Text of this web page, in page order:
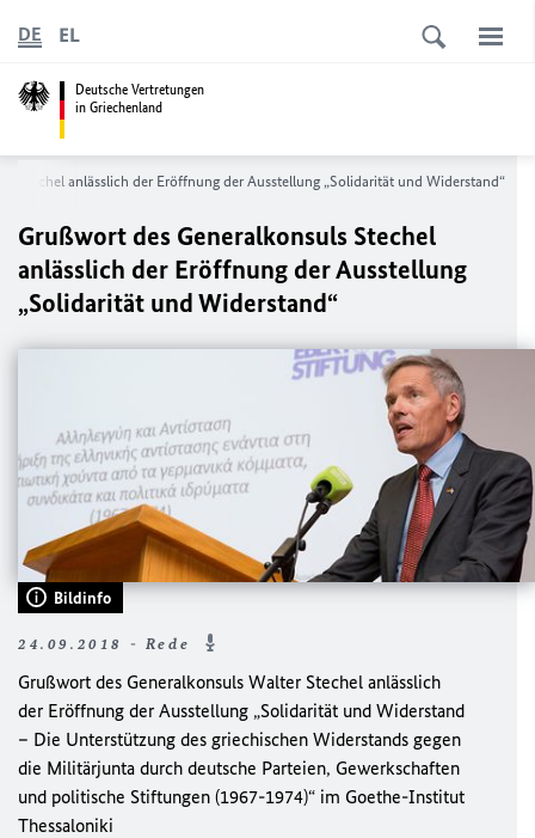
Deutsche Vertretungen
in Griechenland
DE EL
Stechel anlässlich der Eröffnung der Ausstellung „Solidarität und Widerstand“
Grußwort des Generalkonsuls Stechel
anlässlich der Eröffnung der Ausstellung
„Solidarität und Widerstand“
Bildinfo
24.09.2018 - Rede
Grußwort des Generalkonsuls Walter Stechel anlässlich
der Eröffnung der Ausstellung „Solidarität und Widerstand
– Die Unterstützung des griechischen Widerstands gegen
die Militärjunta durch deutsche Parteien, Gewerkschaften
und politische Stiftungen (1967-1974)“ im Goethe-Institut
Thessaloniki